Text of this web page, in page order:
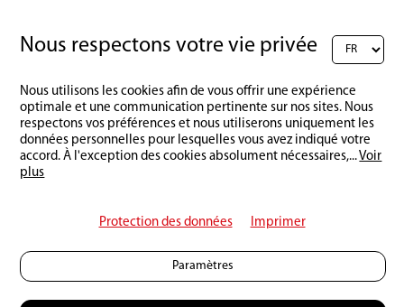
Nous respectons votre vie privée
Nous utilisons les cookies afin de vous offrir une expérience
optimale et une communication pertinente sur nos sites. Nous
respectons vos préférences et nous utiliserons uniquement les
données personnelles pour lesquelles vous avez indiqué votre
accord. À l'exception des cookies absolument nécessaires,...Voir
plus
Protection des données Imprimer
Paramètres